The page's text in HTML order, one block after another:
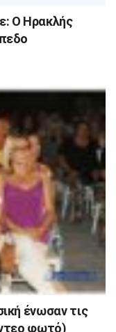
Ο Ηρακλής
ένωσαν τις
φωτό)